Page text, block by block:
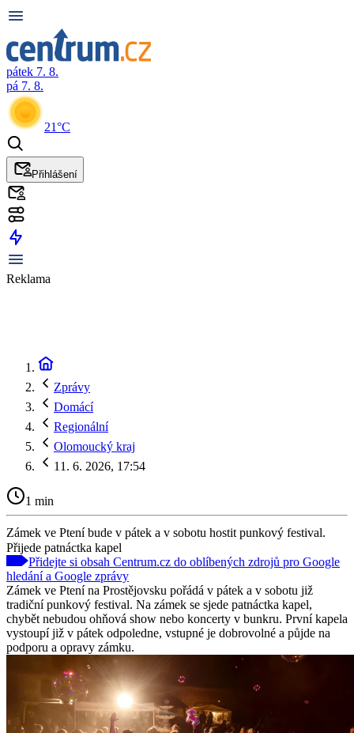
pátek 7. 8.
pá 7. 8.
21°C
Přihlášení
Reklama
Zprávy
Domácí
Regionální
Olomoucký kraj
11. 6. 2026, 17:54
1 min
Zámek ve Ptení bude v pátek a v sobotu hostit punkový festival.
Přijede patnáctka kapel
Přidejte si obsah Centrum.cz do oblíbených zdrojů pro Google
hledání a Google zprávy
Zámek ve Ptení na Prostějovsku pořádá v pátek a v sobotu již
tradiční punkový festival. Na zámek se sjede patnáctka kapel,
chybět nebudou ohňová show nebo koncerty v bunkru. První kapela
vystoupí již v pátek odpoledne, vstupné je dobrovolné a půjde na
podporu a opravy zámku.